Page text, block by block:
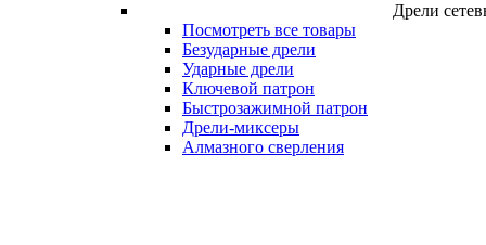
Дрели
Посмотреть все товары
Безударные дрели
Ударные дрели
Ключевой патрон
Быстрозажимной патрон
Дрели-миксеры
Алмазного сверления